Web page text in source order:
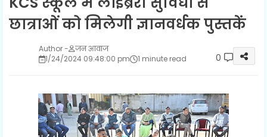
छात्राओं को मिलेगी ज्ञानवर्धक पुस्तकें
जन आवाज
1/24/2024 09:48:00 pm
1 minute read 0